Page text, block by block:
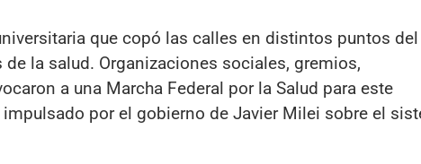
que copó las calles en distintos puntos del
la salud. Organizaciones sociales, gremios,
a una Marcha Federal por la Salud para este
por el gobierno de Javier Milei sobre el